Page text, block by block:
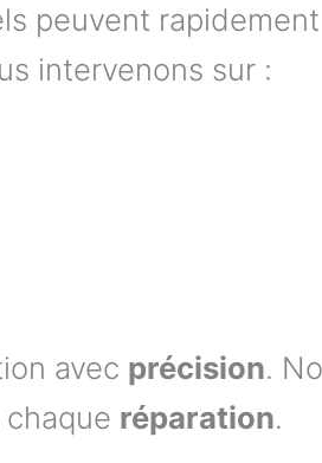
peuvent
intervenons sur :
avec précision.
réparation.